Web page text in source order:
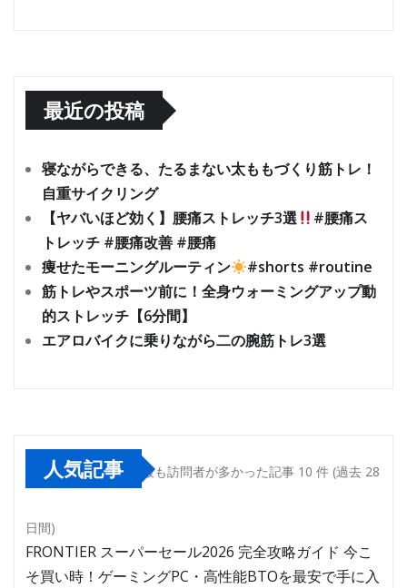
最近の投稿
寝ながらできる、たるまない太ももづくり筋トレ！
自重サイクリング
【ヤバいほど効く】腰痛ストレッチ3選
#腰痛ス
トレッチ #腰痛改善 #腰痛
痩せたモーニングルーティン
#shorts #routine
筋トレやスポーツ前に！全身ウォーミングアップ動
的ストレッチ【6分間】
エアロバイクに乗りながら二の腕筋トレ3選
人気記事 最も訪問者が多かった記事 10 件 (過去 28
日間)
FRONTIER スーパーセール2026 完全攻略ガイド 今こ
そ買い時！ゲーミングPC・高性能BTOを最安で手に入